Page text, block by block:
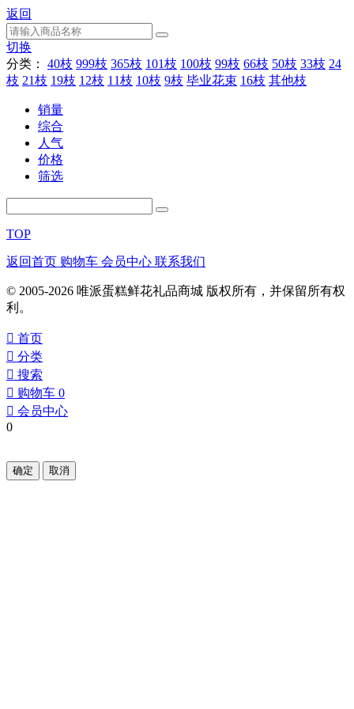
返回
切换
分类：
40枝 999枝 365枝 101枝 100枝 99枝 66枝 50枝 33枝 24
枝 21枝 19枝 12枝 11枝 10枝 9枝 毕业花束 16枝 其他枝
销量
综合
人气
价格
筛选
TOP
返回首页 购物车 会员中心 联系我们
© 2005-2026 唯派蛋糕鲜花礼品商城 版权所有，并保留所有权
利。
󰀁 首页
󰀂 分类
󰀃 搜索
󰀄 购物车 0
󰀅 会员中心
0
确定 取消